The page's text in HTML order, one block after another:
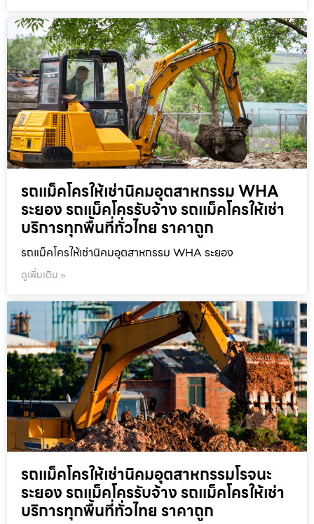
รถแม็คโครให้เช่านิคมอุตสาหกรรม WHA
ระยอง รถแม็คโครรับจ้าง รถแม็คโครให้เช่า
บริการทุกพื้นที่ทั่วไทย ราคาถูก
รถแม็คโครให้เช่านิคมอุตสาหกรรม WHA ระยอง
ดูเพิ่มเติม »
รถแม็คโครให้เช่านิคมอุตสาหกรรมโรจนะ
ระยอง รถแม็คโครรับจ้าง รถแม็คโครให้เช่า
บริการทุกพื้นที่ทั่วไทย ราคาถูก